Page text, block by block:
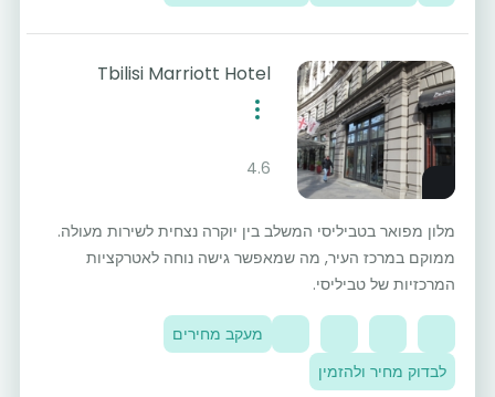
Tbilisi Marriott Hotel
4.6
מלון מפואר בטביליסי המשלב בין יוקרה נצחית לשירות מעולה.
ממוקם במרכז העיר, מה שמאפשר גישה נוחה לאטרקציות
המרכזיות של טביליסי.
מעקב מחירים
לבדוק מחיר ולהזמין